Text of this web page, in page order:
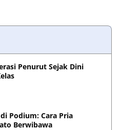
Penurut Sejak Dini
Podium: Cara Pria
Berwibawa